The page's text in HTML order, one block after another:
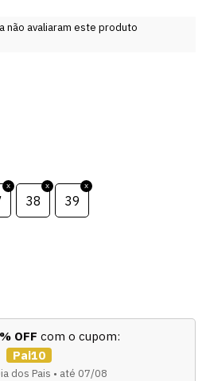
não avaliaram este produto
38 39
OFF com o cupom:
Pai10
dos Pais • até 07/08